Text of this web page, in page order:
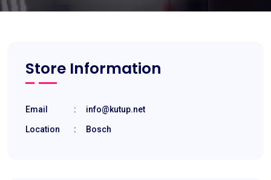
Store Information
Email : info@kutup.net
Location : Bosch